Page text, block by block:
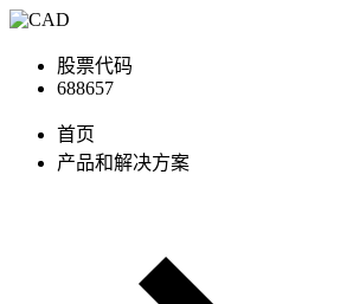
股票代码
688657
首页
产品和解决方案